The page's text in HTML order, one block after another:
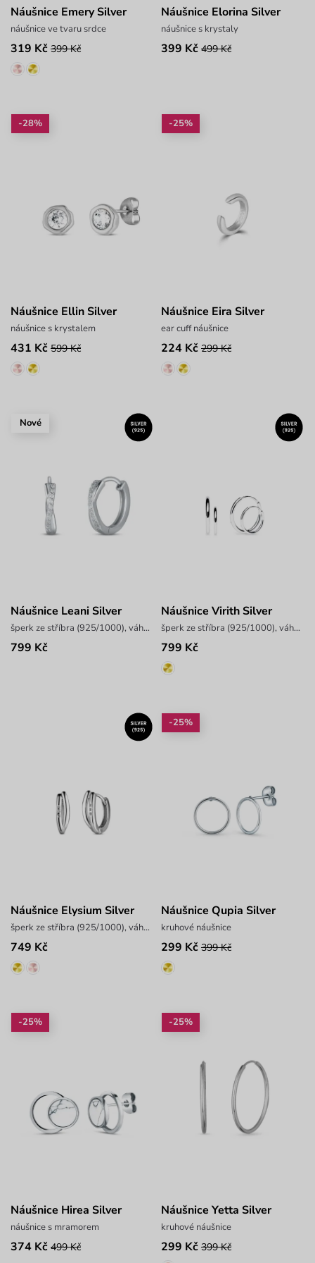
Náušnice Emery Silver
náušnice ve tvaru srdce
319 Kč 399 Kč
Náušnice Elorina Silver
náušnice s krystaly
399 Kč 499 Kč
-28%
Náušnice Ellin Silver
náušnice s krystalem
431 Kč 599 Kč
-25%
Náušnice Eira Silver
ear cuff náušnice
224 Kč 299 Kč
Nové
Náušnice Leani Silver
šperk ze stříbra (925/1000), váha 1,6 g
799 Kč
Náušnice Virith Silver
šperk ze stříbra (925/1000), váha 0,9 g
799 Kč
Náušnice Elysium Silver
šperk ze stříbra (925/1000), váha 1,8 g
749 Kč
-25%
Náušnice Qupia Silver
kruhové náušnice
299 Kč 399 Kč
-25%
Náušnice Hirea Silver
náušnice s mramorem
374 Kč 499 Kč
-25%
Náušnice Yetta Silver
kruhové náušnice
299 Kč 399 Kč